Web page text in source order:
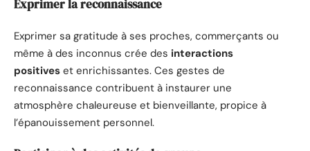
Exprimer la reconnaissance
Exprimer sa gratitude à ses proches, commerçants ou
même à des inconnus crée des interactions
positives et enrichissantes. Ces gestes de
reconnaissance contribuent à instaurer une
atmosphère chaleureuse et bienveillante, propice à
l’épanouissement personnel.